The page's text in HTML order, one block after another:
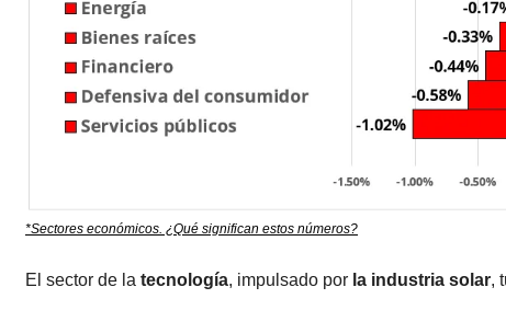
*Sectores económicos. ¿Qué significan estos números?
El sector de la tecnología, impulsado por la industria solar,